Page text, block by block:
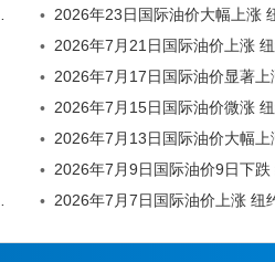
• 2026年23日国际油价大幅上涨
• 2026年7月21日国际油价上涨
• 2026年7月17日国际油价显著
• 2026年7月15日国际油价微涨
•
•
• 2026年7月7日国际油价上涨 纽